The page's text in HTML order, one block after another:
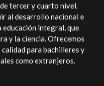
tercer y cuarto nivel.
al desarrollo nacional e
integral, que
y la ciencia. Ofrecemos
para bachilleres y
como extranjeros.